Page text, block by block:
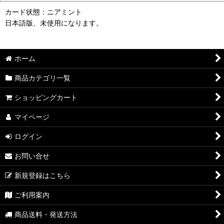
カード状態：ニアミント
日本語版、未使用になります。
ホーム
商品カテゴリ一覧
ショッピングカート
マイページ
ログイン
お問い合せ
新規登録はこちら
ご利用案内
商品送料・発送方法